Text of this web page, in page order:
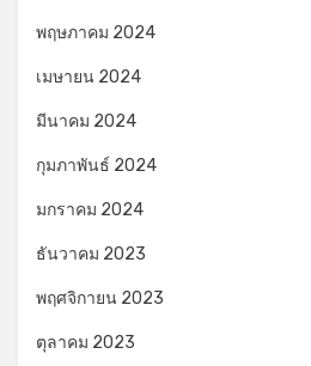
พฤษภาคม 2024
เมษายน 2024
มีนาคม 2024
กุมภาพันธ์ 2024
มกราคม 2024
ธันวาคม 2023
พฤศจิกายน 2023
ตุลาคม 2023